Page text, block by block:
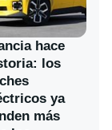
hace
los
ya
más